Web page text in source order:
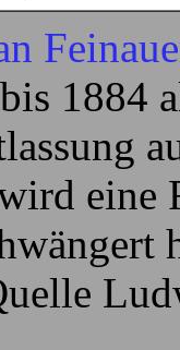
1884
eine